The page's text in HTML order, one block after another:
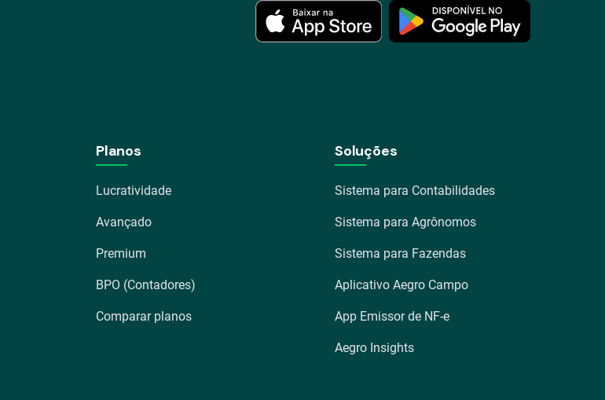
Planos
Lucratividade
Avançado
Premium
BPO (Contadores)
Comparar planos
Soluções
Sistema para Contabilidades
Sistema para Agrônomos
Sistema para Fazendas
Aplicativo Aegro Campo
App Emissor de NF-e
Aegro Insights